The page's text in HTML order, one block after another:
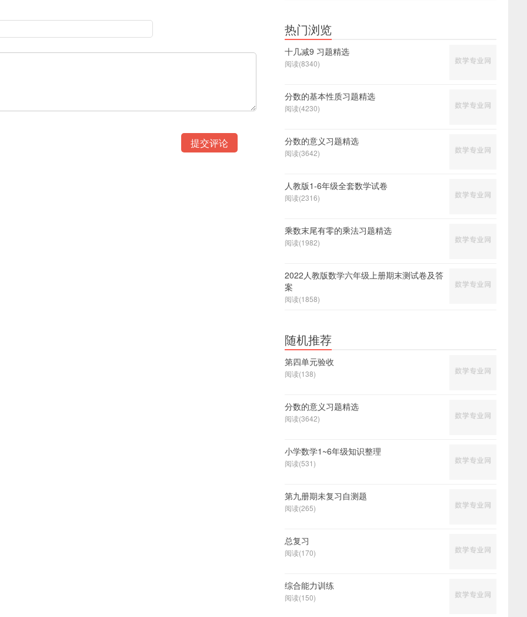
热门浏览
十几减9 习题精选
阅读(8340)
分数的基本性质习题精选
阅读(4230)
分数的意义习题精选
阅读(3642)
人教版1-6年级全套数学试卷
阅读(2316)
乘数末尾有零的乘法习题精选
阅读(1982)
2022人教版数学六年级上册期末测试卷及答
案
阅读(1858)
随机推荐
第四单元验收
阅读(138)
分数的意义习题精选
阅读(3642)
小学数学1~6年级知识整理
阅读(531)
第九册期未复习自测题
阅读(265)
总复习
阅读(170)
综合能力训练
阅读(150)